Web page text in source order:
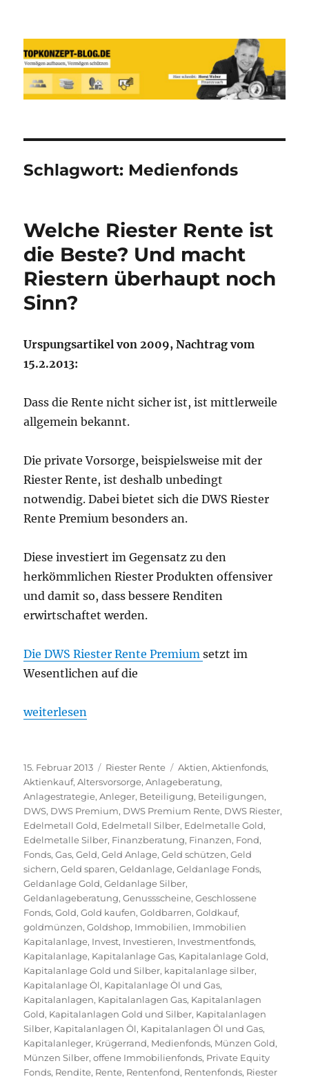
Reich werden und Vermögen
schützen mit Sachwerten-Silber-
Gold-Silbermünzen-Goldmünzen
Schlagwort: Medienfonds
Welche Riester Rente ist
die Beste? Und macht
Riestern überhaupt noch
Sinn?
Urspungsartikel von 2009, Nachtrag vom
15.2.2013:
Dass die Rente nicht sicher ist, ist mittlerweile
allgemein bekannt.
Die private Vorsorge, beispielsweise mit der
Riester Rente, ist deshalb unbedingt
notwendig. Dabei bietet sich die DWS Riester
Rente Premium besonders an.
Diese investiert im Gegensatz zu den
herkömmlichen Riester Produkten offensiver
und damit so, dass bessere Renditen
erwirtschaftet werden.
Die DWS Riester Rente Premiumsetzt im
Wesentlichen auf die
„Welche Riester Rente ist die Beste? Und macht
weiterlesen
Veröffentlicht
am
15. Februar 2013 Kategorien
Riester Rente Schlagwörter
Aktien,Aktienfonds,
Aktienkauf,Altersvorsorge,Anlageberatung,
Anlagestrategie,Anleger, Beteiligung, Beteiligungen,
DWS, DWS Premium, DWS Premium Rente, DWS Riester,
Edelmetall Gold, Edelmetall Silber, Edelmetalle Gold,
Edelmetalle Silber, Finanzberatung, Finanzen, Fond,
Fonds,Gas,Geld,Geld Anlage,Geld schützen,Geld
sichern,Geld sparen,Geldanlage,Geldanlage Fonds,
Geldanlage Gold,Geldanlage Silber,
Geldanlageberatung,Genussscheine,Geschlossene
Fonds,Gold,Gold kaufen,Goldbarren,Goldkauf,
goldmünzen,Goldshop, Immobilien, Immobilien
Kapitalanlage, Invest, Investieren, Investmentfonds,
Kapitalanlage, Kapitalanlage Gas, Kapitalanlage Gold,
Kapitalanlage Gold und Silber, kapitalanlage silber,
Kapitalanlage Öl, Kapitalanlage Öl und Gas,
Kapitalanlagen, Kapitalanlagen Gas, Kapitalanlagen
Gold, Kapitalanlagen Gold und Silber, Kapitalanlagen
Silber, Kapitalanlagen Öl, Kapitalanlagen Öl und Gas,
Kapitalanleger, Krügerrand, Medienfonds, Münzen Gold,
Münzen Silber,offene Immobilienfonds, Private Equity
Fonds, Rendite, Rente, Rentenfond, Rentenfonds, Riester